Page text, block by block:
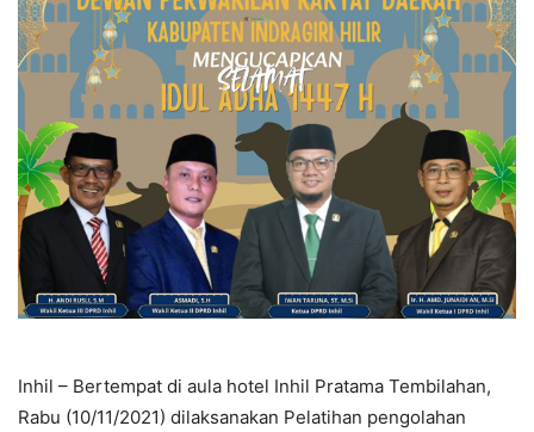
Inhil – Bertempat di aula hotel Inhil Pratama Tembilahan,
Rabu (10/11/2021) dilaksanakan Pelatihan pengolahan